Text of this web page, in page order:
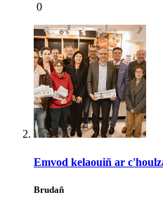
0
Emvod kelaouiñ ar
Brudañ